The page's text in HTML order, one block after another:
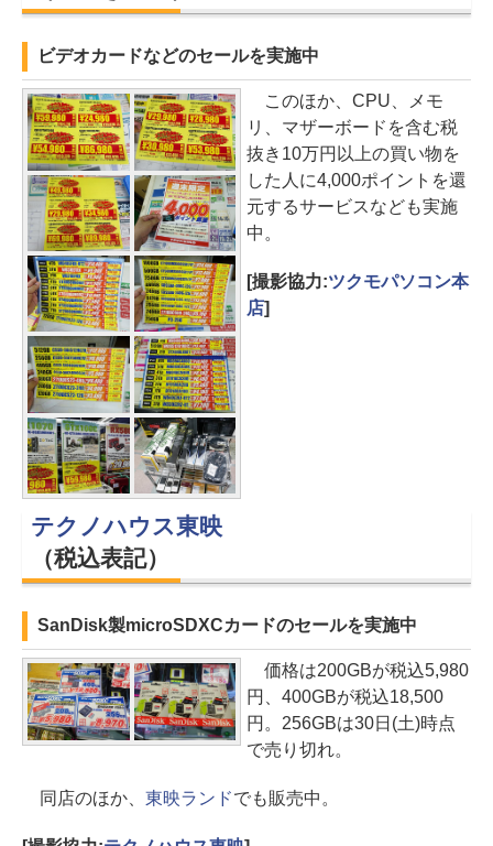
ビデオカードなどのセールを実施中
このほか、CPU、メモ
リ、マザーボードを含む税
抜き10万円以上の買い物を
した人に4,000ポイントを還
元するサービスなども実施
中。
[撮影協力:ツクモパソコン本
店]
テクノハウス東映
（税込表記）
SanDisk製microSDXCカードのセールを実施中
価格は200GBが税込5,980
円、400GBが税込18,500
円。256GBは30日(土)時点
で売り切れ。
同店のほか、 東映ランドでも販売中。